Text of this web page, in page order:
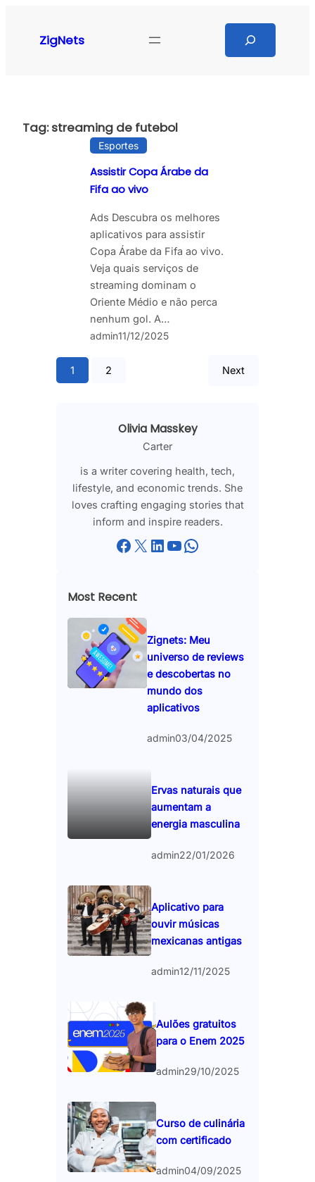
ZigNets
Tag:streaming de futebol
Esportes
Assistir Copa Árabe da
Fifa ao vivo
Ads Descubra os melhores
aplicativos para assistir
Copa Árabe da Fifa ao vivo.
Veja quais serviços de
streaming dominam o
Oriente Médio e não perca
nenhum gol. A…
admin11/12/2025
1 2 Next
Olivia Masskey
Carter
is a writer covering health, tech,
lifestyle, and economic trends. She
loves crafting engaging stories that
inform and inspire readers.
Facebook X LinkedIn YouTube WhatsApp
Most Recent
Zignets: Meu
universo de reviews
e descobertas no
mundo dos
aplicativos
admin03/04/2025
Ervas naturais que
aumentam a
energia masculina
admin22/01/2026
Aplicativo para
ouvir músicas
mexicanas antigas
admin12/11/2025
Aulões gratuitos
para o Enem 2025
admin29/10/2025
Curso de culinária
com certificado
admin04/09/2025